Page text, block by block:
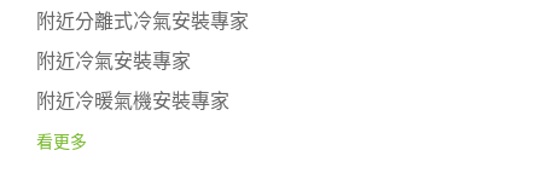
附近分離式冷氣安裝專家
附近冷氣安裝專家
附近冷暖氣機安裝專家
看更多